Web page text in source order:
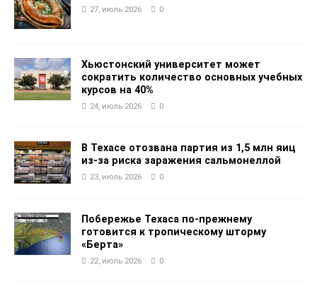
27, июль 2026 0
Хьюстонский университет может
сократить количество основных учебных
курсов на 40%
24, июль 2026 0
В Техасе отозвана партия из 1,5 млн яиц
из-за риска заражения сальмонеллой
23, июль 2026 0
Побережье Техаса по-прежнему
готовится к тропическому шторму
«Берта»
22, июль 2026 0